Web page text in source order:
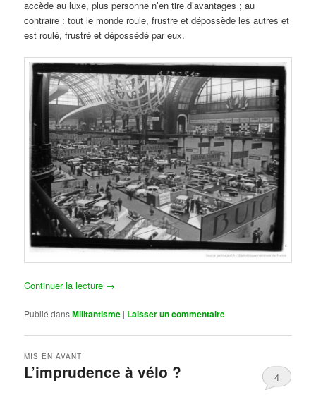
accède au luxe, plus personne n’en tire d’avantages ; au
contraire : tout le monde roule, frustre et dépossède les autres et
est roulé, frustré et dépossédé par eux.
Continuer la lecture →
Publié dansMilitantisme | Laisser un commentaire
L’imprudence à vélo ?
MIS EN AVANT
4